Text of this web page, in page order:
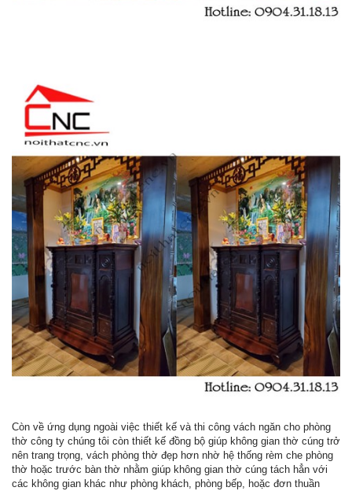
Còn về ứng dụng ngoài việc thiết kế và thi công vách ngăn cho phòng
thờ công ty chúng tôi còn thiết kế đồng bộ giúp không gian thờ cúng trở
nên trang trọng, vách phòng thờ đẹp hơn nhờ hệ thống rèm che phòng
thờ hoặc trước bàn thờ nhằm giúp không gian thờ cúng tách hẳn với
các không gian khác như phòng khách, phòng bếp, hoặc đơn thuần